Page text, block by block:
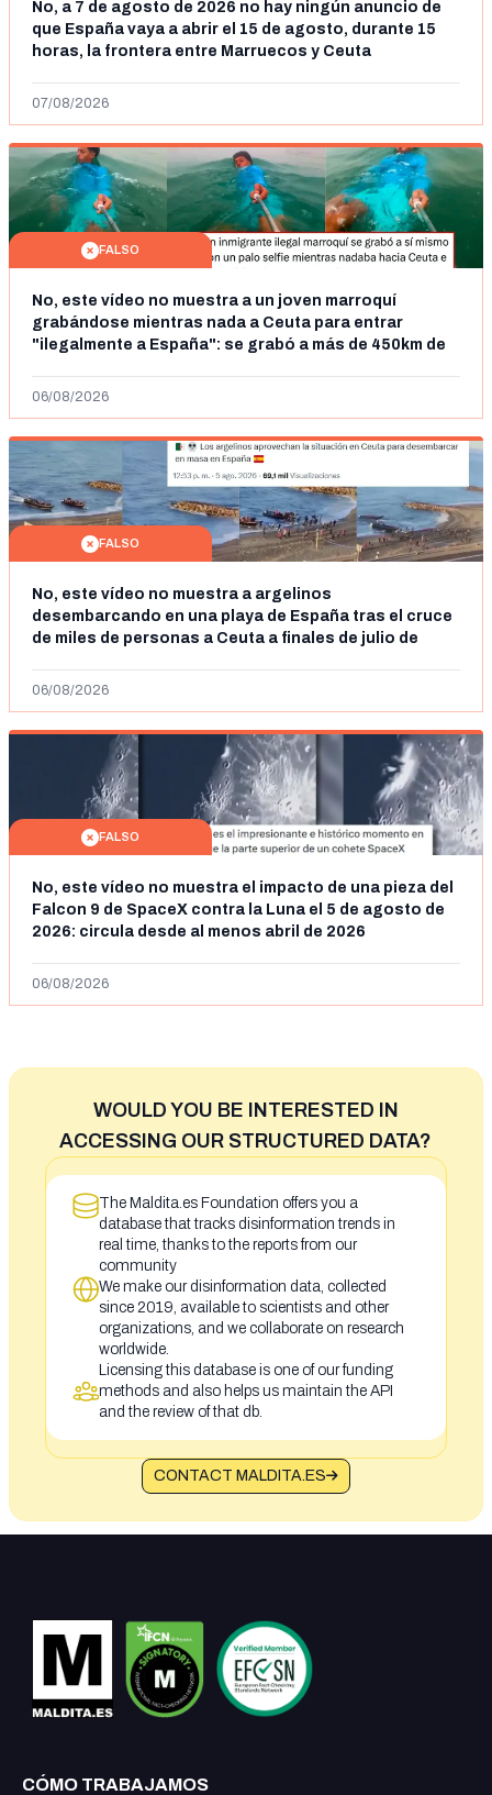
No, a 7 de agosto de 2026 no hay ningún anuncio de
que España vaya a abrir el 15 de agosto, durante 15
horas, la frontera entre Marruecos y Ceuta
07/08/2026
FALSO
No, este vídeo no muestra a un joven marroquí
grabándose mientras nada a Ceuta para entrar
"ilegalmente a España": se grabó a más de 450km de
06/08/2026
FALSO
No, este vídeo no muestra a argelinos
desembarcando en una playa de España tras el cruce
de miles de personas a Ceuta a finales de julio de
06/08/2026
FALSO
No, este vídeo no muestra el impacto de una pieza del
Falcon 9 de SpaceX contra la Luna el 5 de agosto de
2026: circula desde al menos abril de 2026
06/08/2026
WOULD YOU BE INTERESTED IN
ACCESSING OUR STRUCTURED DATA?
The Maldita.es Foundation offers you a
database that tracks disinformation trends in
real time, thanks to the reports from our
community
We make our disinformation data, collected
since 2019, available to scientists and other
organizations, and we collaborate on research
worldwide.
Licensing this database is one of our funding
methods and also helps us maintain the API
and the review of that db.
CONTACT MALDITA.ES
CÓMO TRABAJAMOS